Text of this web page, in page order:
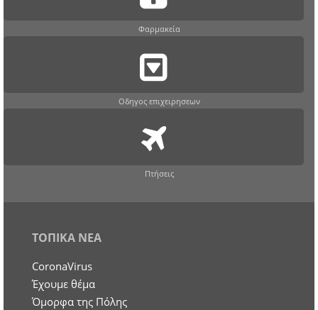
Φαρμακεία
Οδηγος επιχειρησεων
Πτήσεις
ΤΟΠΙΚΑ ΝΕΑ
CoronaVirus
Έχουμε θέμα
Όμορφα της Πόλης